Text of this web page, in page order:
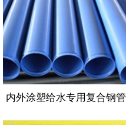
内外涂塑给水专用复合钢管